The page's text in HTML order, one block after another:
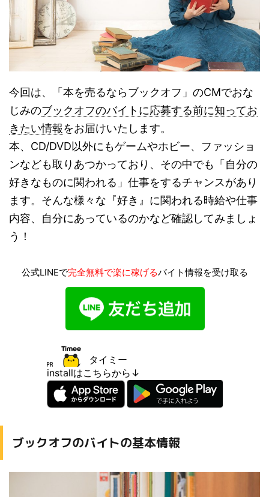
今回は、「本を売るならブックオフ」のCMでおな
じみのブックオフのバイトに応募する前に知ってお
きたい情報をお届けいたします。
本、CD/DVD以外にもゲームやホビー、ファッショ
ンなども取りあつかっており、その中でも「自分の
好きなものに関われる」仕事をするチャンスがあり
ます。そんな様々な『好き』に関われる時給や仕事
内容、自分にあっているのかなど確認してみましょ
う！
公式LINEで完全無料で楽に稼げるバイト情報を受け取る
タイミー
installはこちらから↓
ブックオフのバイトの基本情報